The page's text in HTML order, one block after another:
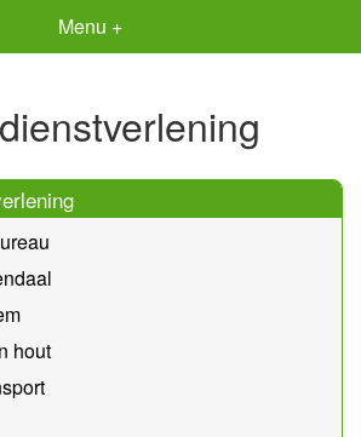
Menu +
hout